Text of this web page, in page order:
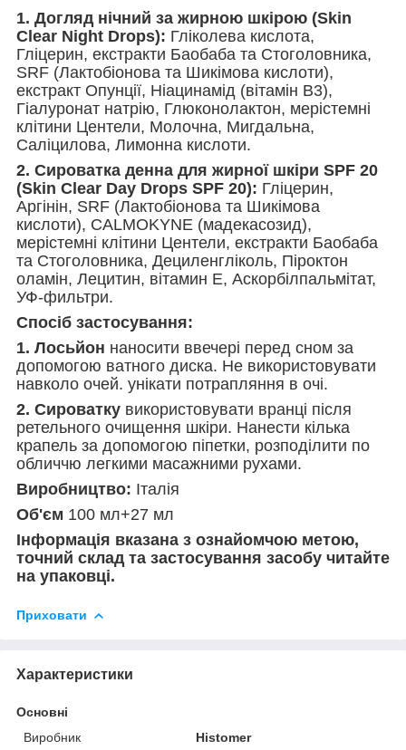
1. Догляд нічний за жирною шкірою (Skin
Clear Night Drops): Гліколева кислота,
Гліцерин, екстракти Баобаба та Стоголовника,
SRF (Лактобіонова та Шикімова кислоти),
екстракт Опунції, Ніацинамід (вітамін В3),
Гіалуронат натрію, Глюконолактон, мерістемні
клітини Центели, Молочна, Мигдальна,
Саліцилова, Лимонна кислоти.
2. Сироватка денна для жирної шкіри SPF 20
(Skin Clear Day Drops SPF 20): Гліцерин,
Аргінін, SRF (Лактобіонова та Шикімова
кислоти), CALMOKYNE (мадекасозид),
мерістемні клітини Центели, екстракти Баобаба
та Стоголовника, Дециленгліколь, Піроктон
оламін, Лецитин, вітамин Е, Аскорбілпальмітат,
УФ-фильтри.
Спосіб застосування:
1. Лосьйон наносити ввечері перед сном за
допомогою ватного диска. Не використовувати
навколо очей. унікати потрапляння в очі.
2. Сироватку використовувати вранці після
ретельного очищення шкіри. Нанести кілька
крапель за допомогою піпетки, розподілити по
обличчю легкими масажними рухами.
Виробництво: Італія
Об'єм 100 мл+27 мл
Інформація вказана з ознайомчою метою,
точний склад та застосування засобу читайте
на упаковці.
Приховати
Характеристики
Основні
Виробник
Histomer